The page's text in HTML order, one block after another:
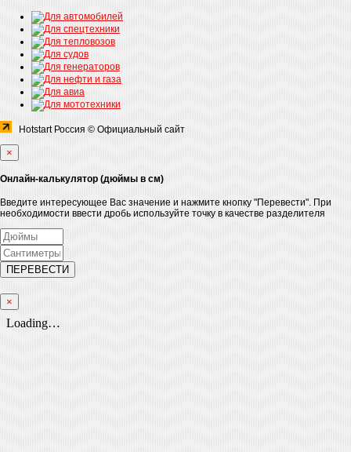
Hotstart Россия © Официальный сайт
×
Онлайн-калькулятор (дюймы в см)
Введите интересующее Вас значение и нажмите кнопку "Перевести". При
необходимости ввести дробь используйте точку в качестве разделителя
×